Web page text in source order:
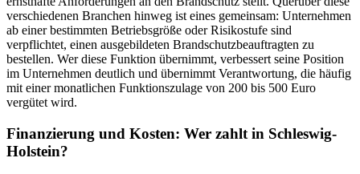
verschiedenen Branchen hinweg ist eines gemeinsam: Unternehmen
ab einer bestimmten Betriebsgröße oder Risikostufe sind
verpflichtet, einen ausgebildeten Brandschutzbeauftragten zu
bestellen. Wer diese Funktion übernimmt, verbessert seine Position
im Unternehmen deutlich und übernimmt Verantwortung, die häufig
mit einer monatlichen Funktionszulage von 200 bis 500 Euro
vergütet wird.
Finanzierung und Kosten: Wer zahlt in Schleswig-
Holstein?